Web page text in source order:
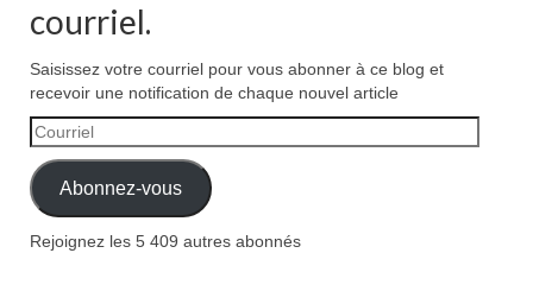
courriel.
Saisissez votre courriel pour vous abonner à ce blog et
recevoir une notification de chaque nouvel article
Courriel
Abonnez-vous
Rejoignez les 5 409 autres abonnés